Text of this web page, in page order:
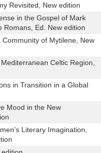
Revisited, New edition
in the Gospel of Mark
Romans, Ed. New edition
of Mytilene, New
Celtic Region,
in Transition in a Global
Mood in the New
Literary Imagination,